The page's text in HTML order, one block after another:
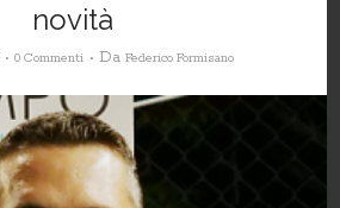
novità
0 Commenti Da Federico Formisano